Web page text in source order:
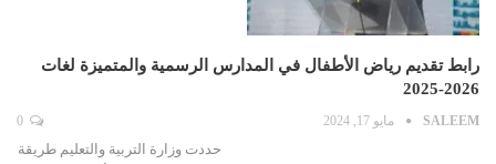
رابط تقديم رياض الأطفال في المدارس الرسمية والمتميزة لغات
2026-2025
SALEEM مايو 17, 2024
حددت وزارة التربية والتعليم طريقة